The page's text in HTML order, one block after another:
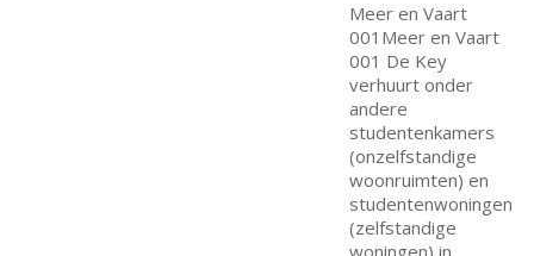
Meer en Vaart
001Meer en Vaart
001 De Key
verhuurt onder
andere
studentenkamers
(onzelfstandige
woonruimten) en
studentenwoningen
(zelfstandige
woningen) in